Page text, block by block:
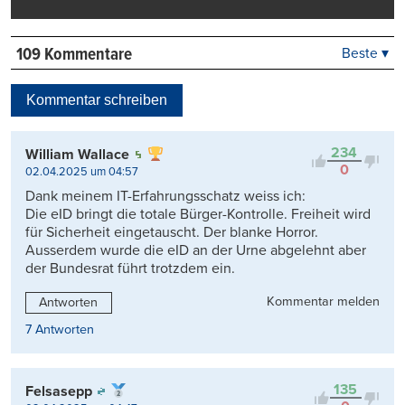
109 Kommentare
Kontrovers
Beste ▾
Kommentar schreiben
234
0
William Wallace
02.04.2025 um 04:57
Dank meinem IT-Erfahrungsschatz weiss ich:
Die eID bringt die totale Bürger-Kontrolle. Freiheit wird
für Sicherheit eingetauscht. Der blanke Horror.
Ausserdem wurde die eID an der Urne abgelehnt aber
der Bundesrat führt trotzdem ein.
Antworten
Kommentar melden
7 Antworten
135
Felsasepp